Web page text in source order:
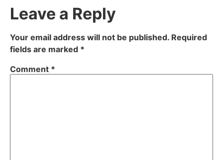
Leave a Reply
Your email address will not be published. Required
fields are marked *
Comment *